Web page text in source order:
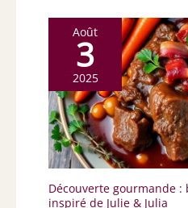
Août
3
2025
Découverte gourmande
inspiré de Julie & Julia